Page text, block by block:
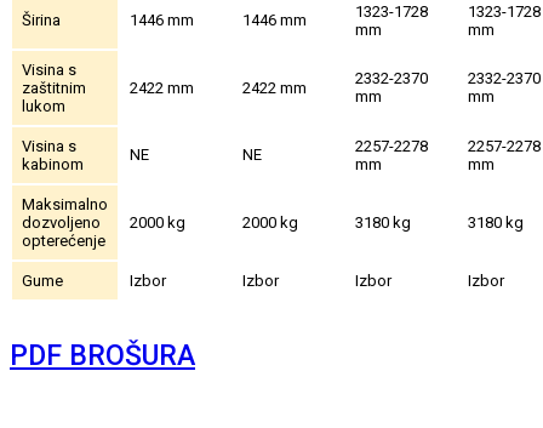
Širina 1446 mm 1446 mm
1323-1728
mm
1323-1728
mm
Visina s
zaštitnim
lukom
2422 mm 2422 mm
2332-2370
mm
2332-2370
mm
Visina s
kabinom
NE NE
2257-2278
mm
2257-2278
mm
Maksimalno
dozvoljeno
opterećenje
2000 kg 2000 kg 3180 kg 3180 kg
Gume Izbor Izbor Izbor Izbor
PDF BROŠURA